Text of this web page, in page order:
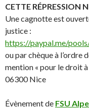
CETTE RÉPRESSION
Une cagnotte est
justice :
https://paypal.me/
ou par chèque à l’ordre
mention « pour le droit
06300 Nice
Évènement de FSU